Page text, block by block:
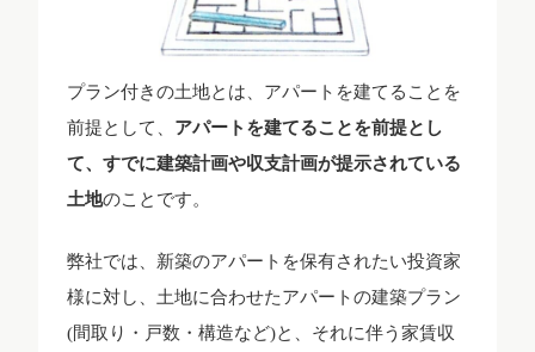
プラン付きの土地とは、アパートを建てることを
前提として、 アパートを建てることを前提とし
て、すでに建築計画や収支計画が提示されている
土地のことです。
弊社では、新築のアパートを保有されたい投資家
様に対し、土地に合わせたアパートの建築プラン
(間取り・戸数・構造など)と、それに伴う家賃収